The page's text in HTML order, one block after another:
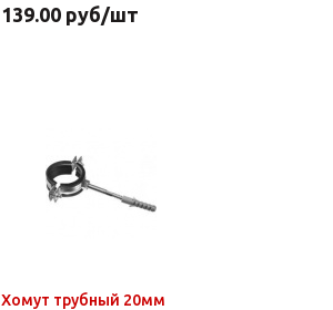
139.00руб/шт
Хомут трубный 20мм